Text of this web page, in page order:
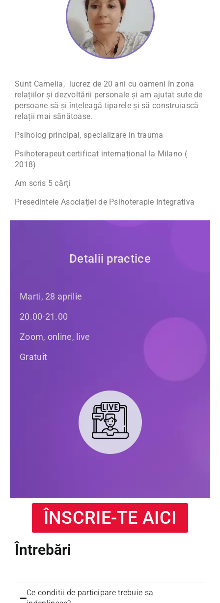
Sunt Camelia, lucrez de 20 ani cu oameni în zona
relațiilor și dezvoltării personale și am ajutat sute de
persoane să-și înțeleagă tiparele și să construiască
relații mai sănătoase.
Psiholog principal, specializare in trauma
Psihoterapeut certificat internațional la Milano (
2018)
Am scris 5 cărți
Presedintele Asociației de Psihoterapie Integrativa
Detalii practice
Marti, 28 aprilie
20.00-21.00
Zoom, online, live
Gratuit
ÎNSCRIE-TE AICI
Întrebări
Ce conditii de participare trebuie sa